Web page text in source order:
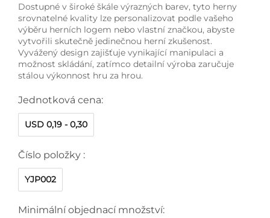
Dostupné v široké škále výrazných barev, tyto herny
srovnatelné kvality lze personalizovat podle vašeho
výběru herních logem nebo vlastní značkou, abyste
vytvořili skutečně jedinečnou herní zkušenost.
Vyvážený design zajišťuje vynikající manipulaci a
možnost skládání, zatímco detailní výroba zaručuje
stálou výkonnost hru za hrou.
Jednotková cena:
USD 0,19 - 0,30
Číslo položky :
YJP002
Minimální objednací množství: